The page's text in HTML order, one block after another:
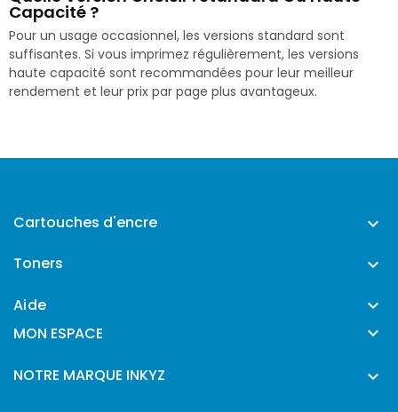
Capacité ?
Pour un usage occasionnel, les versions standard sont
suffisantes. Si vous imprimez régulièrement, les versions
haute capacité sont recommandées pour leur meilleur
rendement et leur prix par page plus avantageux.
Cartouches d'encre 
Toners 
Aide 
MON ESPACE 
NOTRE MARQUE INKYZ 